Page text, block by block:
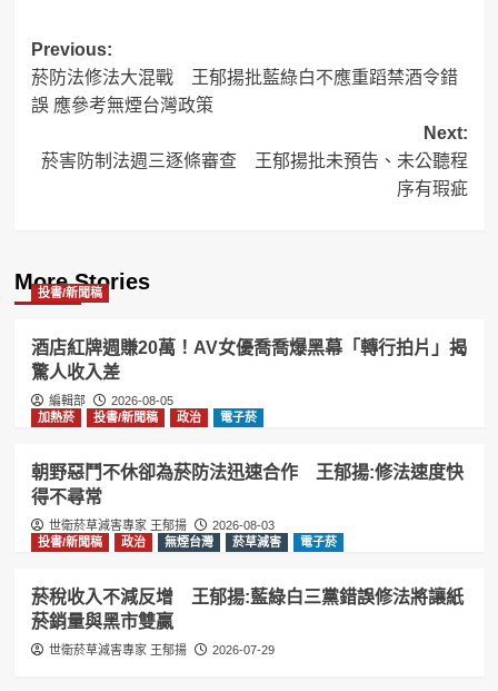
Post
navigation
Previous:
菸防法修法大混戰 王郁揚批藍綠白不應重蹈禁酒令錯
誤 應參考無煙台灣政策
Next:
菸害防制法週三逐條審查 王郁揚批未預告、未公聽程
序有瑕疵
More Stories
投書/新聞稿
酒店紅牌週賺20萬！AV女優喬喬爆黑幕「轉行拍片」揭
驚人收入差
編輯部
2026-08-05
加熱菸
投書/新聞稿 政治 電子菸
朝野惡鬥不休卻為菸防法迅速合作 王郁揚:修法速度快
得不尋常
世衛菸草減害專家 王郁揚
2026-08-03
投書/新聞稿
政治 無煙台灣 菸草減害 電子菸
菸稅收入不減反增 王郁揚:藍綠白三黨錯誤修法將讓紙
菸銷量與黑市雙贏
世衛菸草減害專家 王郁揚 2026-07-29